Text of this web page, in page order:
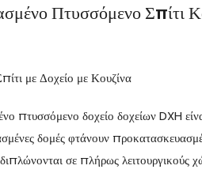
Πτυσσόμενο Σπίτι
με Δοχείο με Κουζίνα
πτυσσόμενο δοχείο δοχείων DXH
δομές φτάνουν
σε πλήρως λειτουργικούς